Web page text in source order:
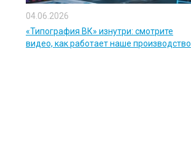
04.06.2026
«Типография ВК» изнутри: смотрите
видео, как работает наше производство